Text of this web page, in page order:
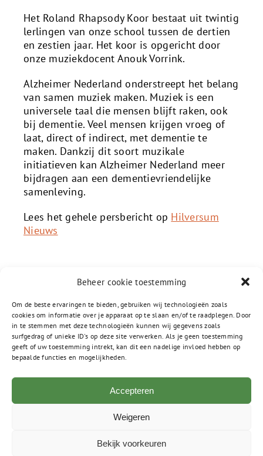
Beheer cookie toestemming
Om de beste ervaringen te bieden, gebruiken wij technologieën zoals
cookies om informatie over je apparaat op te slaan en/of te raadplegen. Door
in te stemmen met deze technologieën kunnen wij gegevens zoals
surfgedrag of unieke ID's op deze site verwerken. Als je geen toestemming
geeft of uw toestemming intrekt, kan dit een nadelige invloed hebben op
bepaalde functies en mogelijkheden.
Accepteren
Weigeren
Bekijk voorkeuren
Het Roland Rhapsody Koor bestaat uit twintig
lerlingen van onze school tussen de dertien
en zestien jaar. Het koor is opgericht door
onze muziekdocent Anouk Vorrink.
Alzheimer Nederland onderstreept het belang
van samen muziek maken. Muziek is een
universele taal die mensen blijft raken, ook
bij dementie. Veel mensen krijgen vroeg of
laat, direct of indirect, met dementie te
maken. Dankzij dit soort muzikale
initiatieven kan Alzheimer Nederland meer
bijdragen aan een dementievriendelijke
samenleving.
Lees het gehele persbericht op Hilversum
Nieuws
Postbus 555
1200 AN Hilversum
info-arhc@gsf.nl